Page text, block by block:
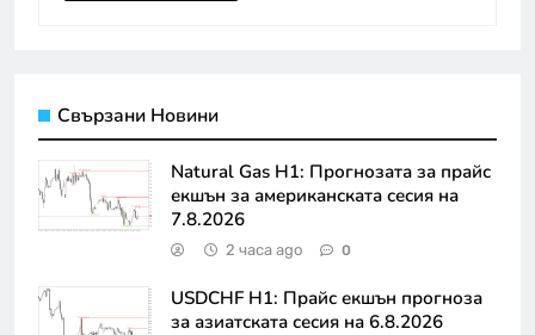
Свързани Новини
Natural Gas H1: Прогнозата за прайс
екшън за американската сесия на
7.8.2026
2 часа ago 0
USDCHF H1: Прайс екшън прогноза
за азиатската сесия на 6.8.2026